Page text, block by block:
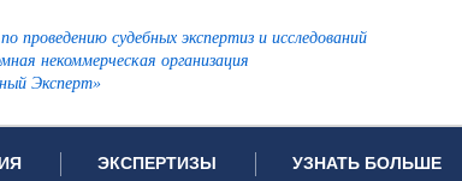
проведению судебных экспертиз и исследований
некоммерческая организация
Эксперт»
ЭКСПЕРТИЗЫ УЗНАТЬ БОЛЬШЕ